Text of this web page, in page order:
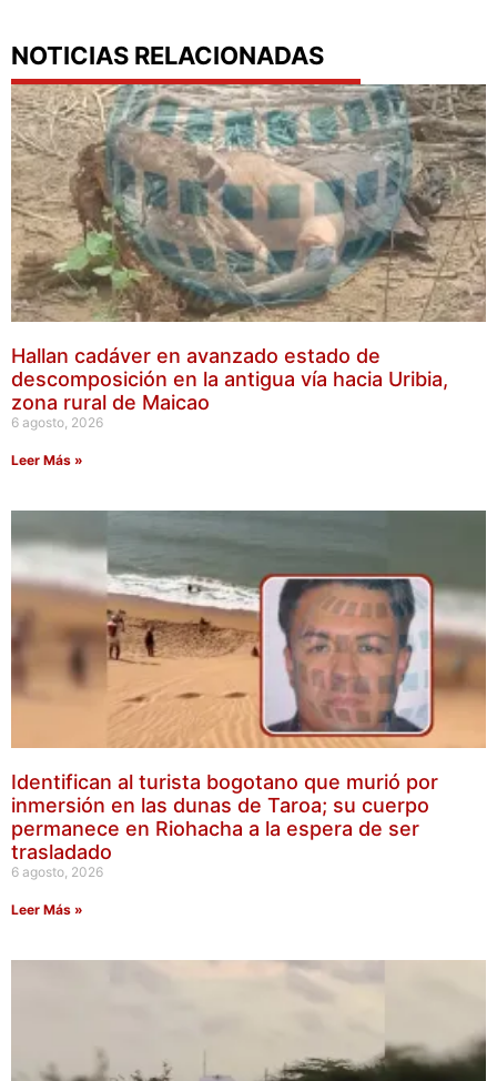
NOTICIAS RELACIONADAS
Hallan cadáver en avanzado estado de
descomposición en la antigua vía hacia Uribia,
zona rural de Maicao
6 agosto, 2026
Leer Más »
Identifican al turista bogotano que murió por
inmersión en las dunas de Taroa; su cuerpo
permanece en Riohacha a la espera de ser
trasladado
6 agosto, 2026
Leer Más »